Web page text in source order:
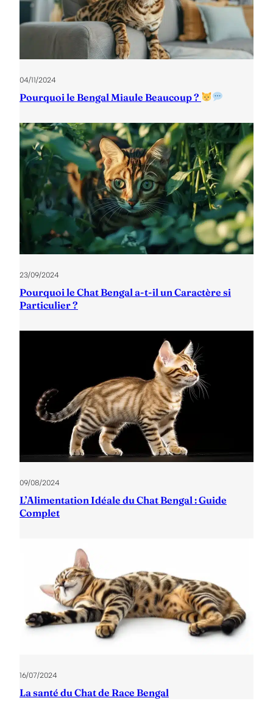
04/11/2024
Pourquoi le Bengal Miaule Beaucoup ?
23/09/2024
Pourquoi le Chat Bengal a-t-il un Caractère si
Particulier ?
09/08/2024
L’Alimentation Idéale du Chat Bengal : Guide
Complet
16/07/2024
La santé du Chat de Race Bengal